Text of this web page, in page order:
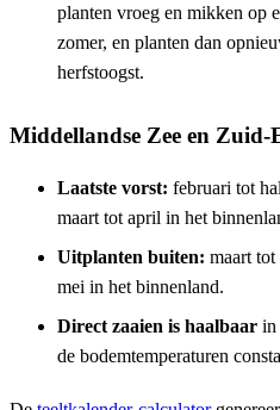
planten vroeg en mikken op
zomer, en planten dan
herfstoogst.
Middellandse Zee en Zuid-
Laatste vorst: februari tot
maart tot april in het
Uitplanten buiten: maart
mei in het binnenland.
Direct zaaien is haalbaar in
de bodemtemperaturen